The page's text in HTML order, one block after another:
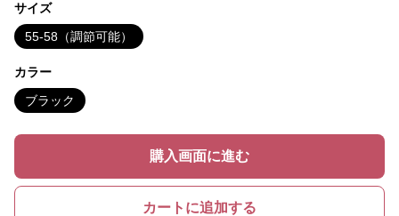
サイズ
55-58（調節可能）
カラー
ブラック
購入画面に進む
カートに追加する